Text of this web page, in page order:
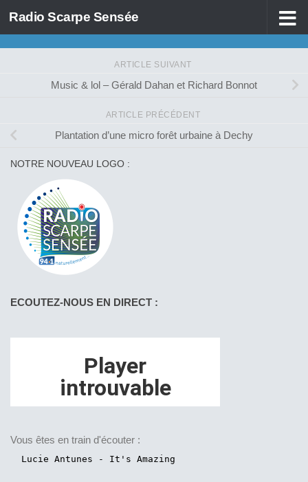
Skip to content
Radio Scarpe Sensée
ARTICLE SUIVANT
Music & lol – Gérald Dahan et Richard Bonnot
ARTICLE PRÉCÉDENT
Plantation d’une micro forêt urbaine à Dechy
NOTRE NOUVEAU LOGO :
ECOUTEZ-NOUS EN DIRECT :
Vous êtes en train d'écouter :